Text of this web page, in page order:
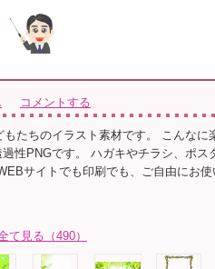
コメントする
もたちのイラスト素材です。 こんな
性PNGです。 ハガキやチラシ、ポス
サイトでも印刷でも、ご自由にお
見る（490）